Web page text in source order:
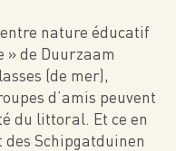
nature éducatif
» de Duurzaam
(de mer),
d’amis peuvent
du littoral. Et ce en
Schipgatduinen